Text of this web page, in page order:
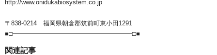
http://www.onidukabiosystem.co.jp
〒838-0214 福岡県朝倉郡筑前町東小田1291
■□━━━━━━━━━━━━━━━━━━━□■
関連記事